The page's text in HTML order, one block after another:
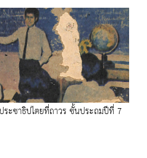
ะชาธิปไตยที่ถาวร ชั้นประถมปีที่ 7